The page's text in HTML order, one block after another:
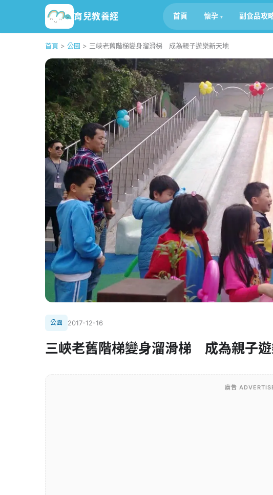
育兒教養經 首頁 懷孕 副食品攻
首頁 > 公園 > 三峽老舊階梯變身溜滑梯 成為親子遊樂新天地
公園 2017-12-16
三峽老舊階梯變身溜滑梯 成為親子
廣告